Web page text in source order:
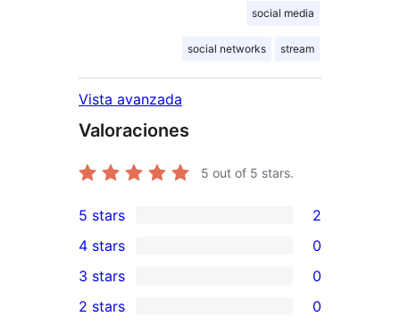
social media
social networks stream
Vista avanzada
Valoraciones
5 out of 5 stars.
2
5-
star
reviews
5 stars 2
4-
star
4 stars 0
0
3-
3 stars 0
2 stars 0